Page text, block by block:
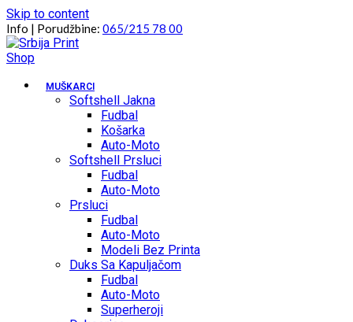
Skip to content
Info | Porudžbine: 065/215 78 00
MUŠKARCI
Softshell Jakna
Fudbal
Košarka
Auto-Moto
Softshell Prsluci
Fudbal
Auto-Moto
Prsluci
Fudbal
Auto-Moto
Modeli Bez Printa
Duks Sa Kapuljačom
Fudbal
Auto-Moto
Superheroji